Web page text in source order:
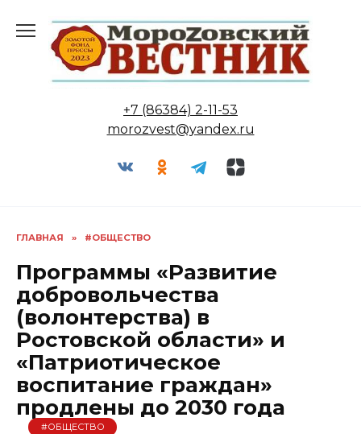
содержанию
+7 (86384) 2-11-53
morozvest@yandex.ru
ГЛАВНАЯ » #ОБЩЕСТВО
Программы «Развитие
добровольчества
(волонтерства) в
Ростовской области» и
«Патриотическое
воспитание граждан»
продлены до 2030 года
#ОБЩЕСТВО